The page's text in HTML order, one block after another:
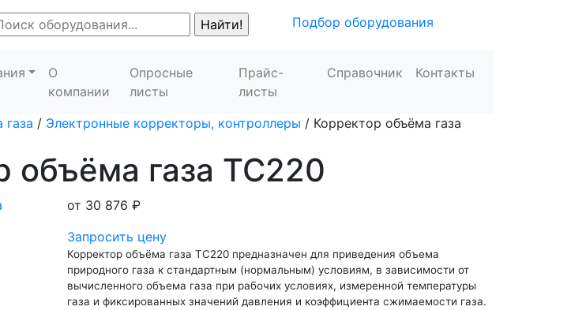
Подбор оборудования
О
компании
Опросные
листы
Прайс-
листы
Справочник Контакты
газа / Электронные корректоры, контроллеры / Корректор объёма газа
объёма газа ТС220
от 30 876 ₽
Запросить цену
Корректор объёма газа ТС220 предназначен для приведения объема
природного газа к стандартным (нормальным) условиям, в зависимости от
вычисленного объема газа при рабочих условиях, измеренной температуры
газа и фиксированных значений давления и коэффициента сжимаемости газа.